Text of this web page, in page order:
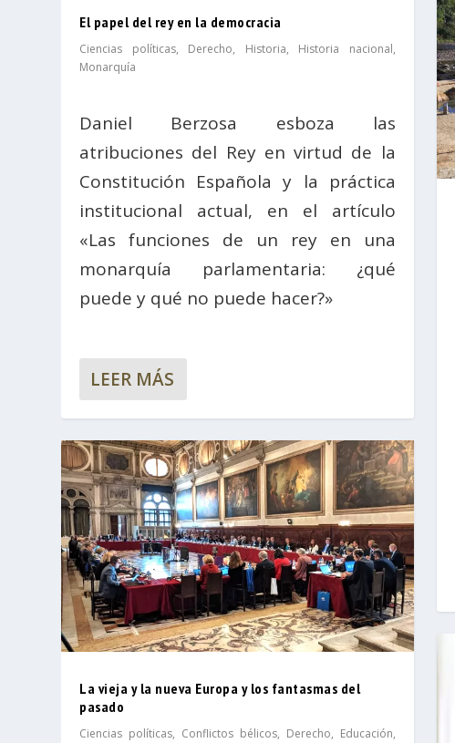
El papel del rey en la democracia
Ciencias políticas, Derecho, Historia, Historia nacional,
Monarquía
Daniel Berzosa esboza las
atribuciones del Rey en virtud de la
Constitución Española y la práctica
institucional actual, en el artículo
«Las funciones de un rey en una
monarquía parlamentaria: ¿qué
puede y qué no puede hacer?»
LEER MÁS
La vieja y la nueva Europa y los fantasmas del
pasado
Ciencias políticas, Conflictos bélicos, Derecho, Educación,